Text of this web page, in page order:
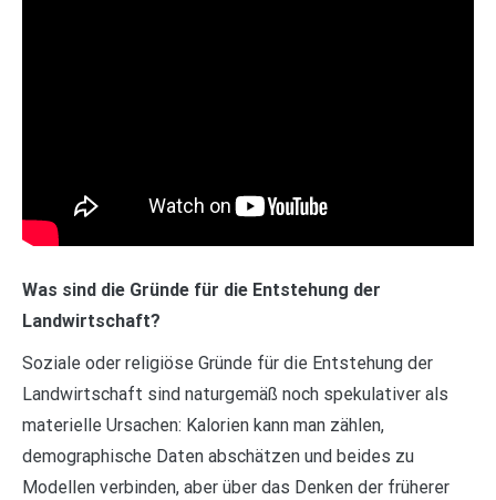
Was sind die Gründe für die Entstehung der
Landwirtschaft?
Soziale oder religiöse Gründe für die Entstehung der
Landwirtschaft sind naturgemäß noch spekulativer als
materielle Ursachen: Kalorien kann man zählen,
demographische Daten abschätzen und beides zu
Modellen verbinden, aber über das Denken der früherer